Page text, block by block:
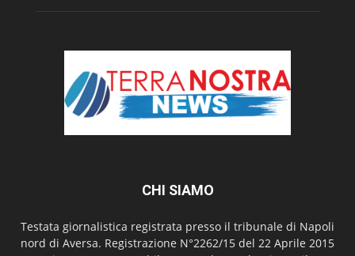
CHI SIAMO
Testata giornalistica registrata presso il tribunale di Napoli
nord di Aversa. Registrazione N°2262/15 del 22 Aprile 2015